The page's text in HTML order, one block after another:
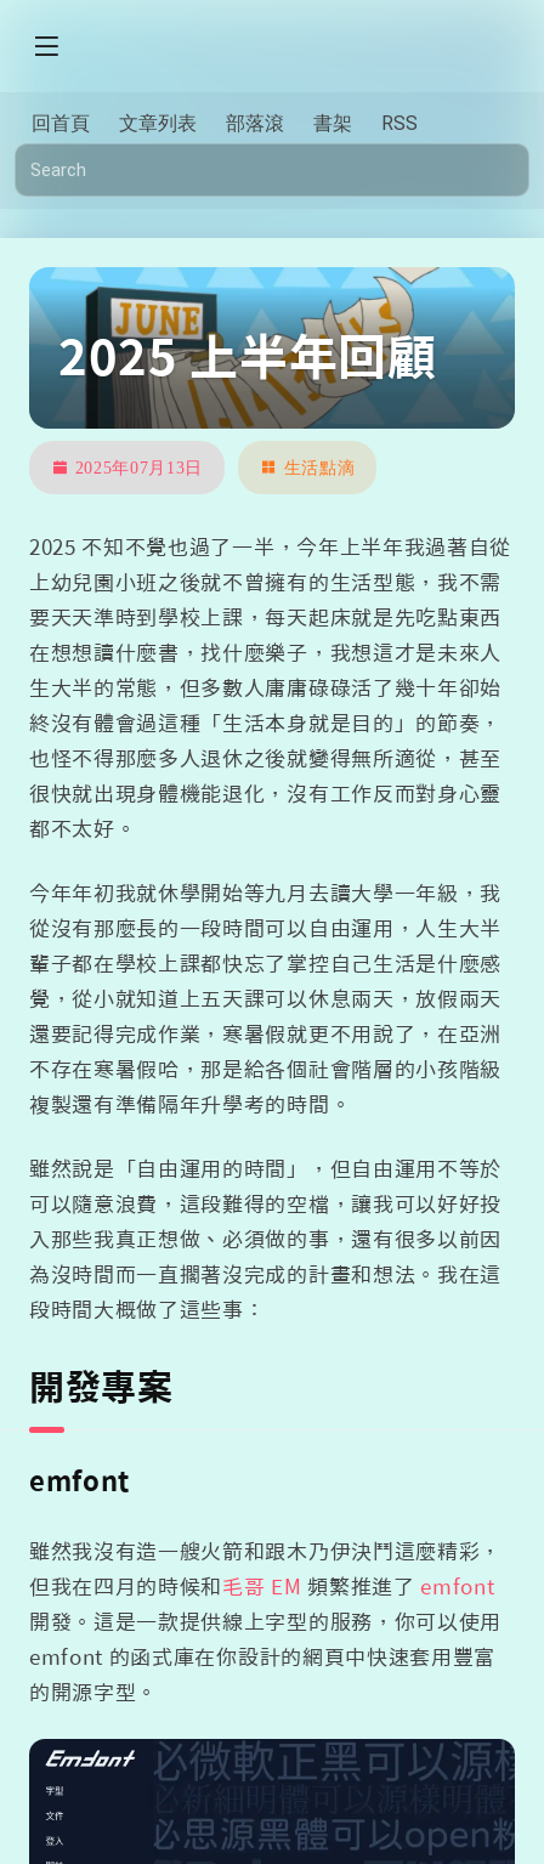
回首頁 文章列表 部落滾 書架 RSS
2025 上半年回顧
2025年07月13日 生活點滴
2025 不知不覺也過了一半，今年上半年我過著自從
上幼兒園小班之後就不曾擁有的生活型態，我不需
要天天準時到學校上課，每天起床就是先吃點東西
在想想讀什麼書，找什麼樂子，我想這才是未來人
生大半的常態，但多數人庸庸碌碌活了幾十年卻始
終沒有體會過這種「生活本身就是目的」的節奏，
也怪不得那麼多人退休之後就變得無所適從，甚至
很快就出現身體機能退化，沒有工作反而對身心靈
都不太好。
今年年初我就休學開始等九月去讀大學一年級，我
從沒有那麼長的一段時間可以自由運用，人生大半
輩子都在學校上課都快忘了掌控自己生活是什麼感
覺，從小就知道上五天課可以休息兩天，放假兩天
還要記得完成作業，寒暑假就更不用說了，在亞洲
不存在寒暑假哈，那是給各個社會階層的小孩階級
複製還有準備隔年升學考的時間。
雖然說是「自由運用的時間」，但自由運用不等於
可以隨意浪費，這段難得的空檔，讓我可以好好投
入那些我真正想做、必須做的事，還有很多以前因
為沒時間而一直擱著沒完成的計畫和想法。我在這
段時間大概做了這些事：
開發專案
emfont
雖然我沒有造一艘火箭和跟木乃伊決鬥這麼精彩，
但我在四月的時候和 毛哥 EM頻繁推進了 emfont
開發。這是一款提供線上字型的服務，你可以使用
emfont 的函式庫在你設計的網頁中快速套用豐富
的開源字型。